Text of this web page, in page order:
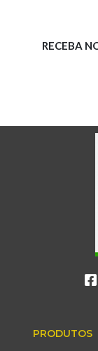
RECEBA
PRODUTOS